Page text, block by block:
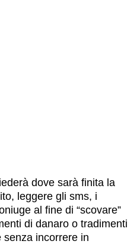
dove sarà finita la
leggere gli sms, i
al fine di “scovare”
di danaro o tradimenti
incorrere in